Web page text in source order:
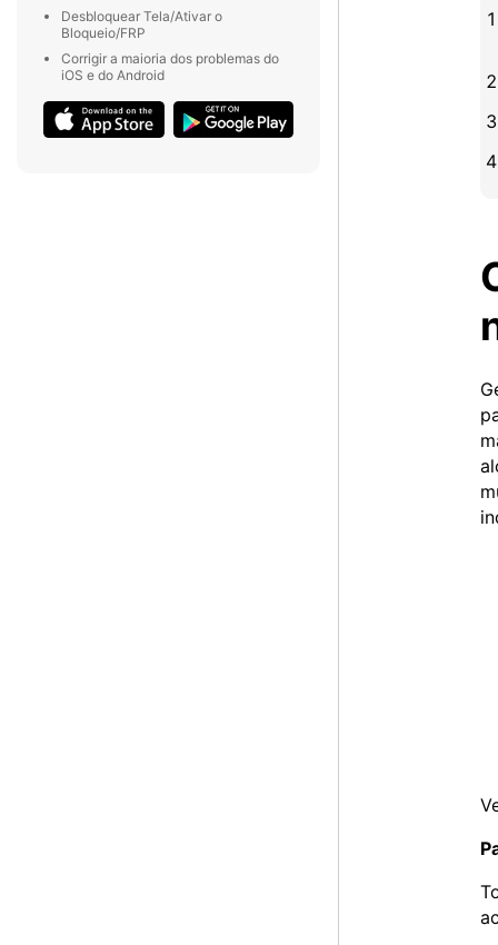
Desbloquear Tela/Ativar o
Bloqueio/FRP
Corrigir a maioria dos problemas do
iOS e do Android